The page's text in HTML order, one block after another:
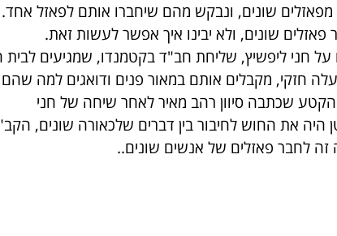
מפאזלים שונים, ונבקש מהם שיחברו אותם לפאזל אחד.
פאזלים שונים, ולא יבינו איך אפשר לעשות זאת.
חני ליפשיץ, שליחת חב"ד בקטמנדו, שמגיעים
חזקי, מקבלים אותם במאור פנים ודואגים למה שהם
שכתבה סיוון רהב מאיר לאחר שיחה של חני
היה את החוש לחיבור בין דברים שלכאורה שונים,
לחבר פאזלים של אנשים שונים..